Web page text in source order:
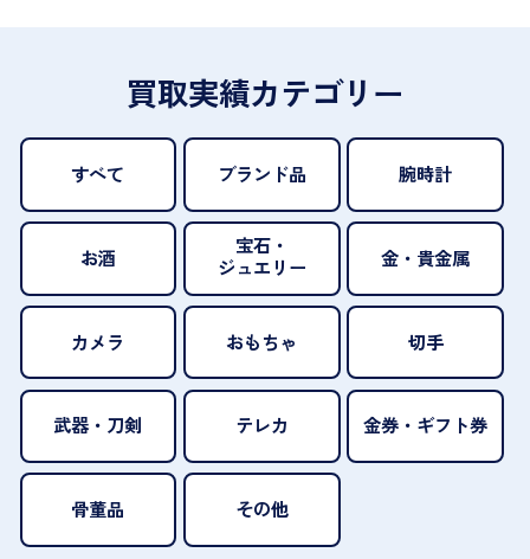
買取実績カテゴリー
すべて ブランド品 腕時計
お酒
宝石・
ジュエリー
金・貴金属
カメラ おもちゃ 切手
武器・刀剣 テレカ 金券・ギフト券
骨董品 その他